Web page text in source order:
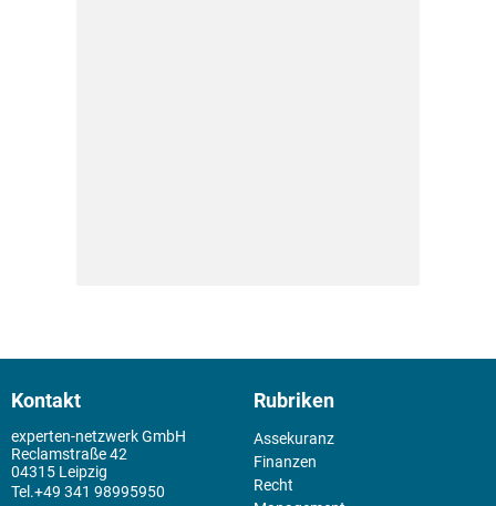
Kontakt
experten-netzwerk GmbH
Reclamstraße 42
04315 Leipzig
+49 341 98995950
Rubriken
Assekuranz
Finanzen
Recht